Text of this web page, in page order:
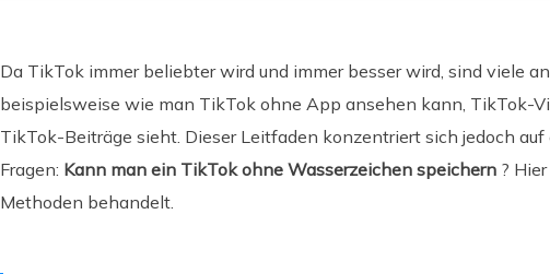
Da TikTok immer beliebter wird und immer besser wird, sind viele
beispielsweise wie man TikTok ohne App ansehen kann, TikTok-
TikTok-Beiträge sieht. Dieser Leitfaden konzentriert sich jedoch
Fragen: Kann man ein TikTok ohne Wasserzeichen speichern ?
Methoden behandelt.